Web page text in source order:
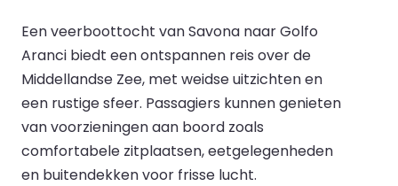
Een veerboottocht van Savona naar Golfo
Aranci biedt een ontspannen reis over de
Middellandse Zee, met weidse uitzichten en
een rustige sfeer. Passagiers kunnen genieten
van voorzieningen aan boord zoals
comfortabele zitplaatsen, eetgelegenheden
en buitendekken voor frisse lucht.